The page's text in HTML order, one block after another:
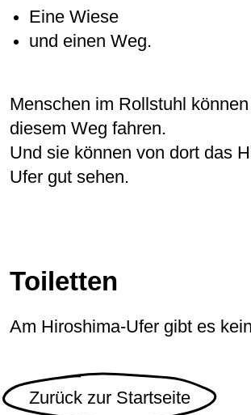
Eine Wiese
und einen Weg.
Menschen im Rollstuhl
diesem Weg fahren.
Und sie können von dort das
Ufer gut sehen.
Toiletten
Am Hiroshima-Ufer gibt es
Zurück zur Startseite